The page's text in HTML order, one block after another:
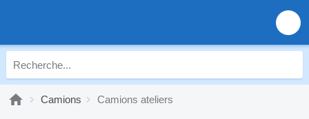
Camions Camions ateliers